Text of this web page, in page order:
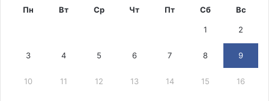
Пн Вт Ср Чт Пт Сб Вс
1 2
3 4 5 6 7 8 9
10 11 12 13 14 15 16